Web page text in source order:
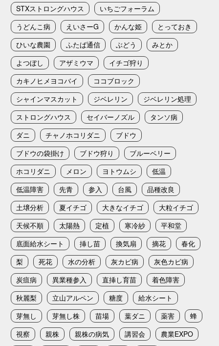
STXストロングハウス
いちごフォーラム
うどんこ病
えいさーG かんな姫
とっておき
ひいな農園
ふたば通信 ぶどう
みとか
よつぼし
アザミウマ
イチゴ狩り
カキノヒメヨコバイ
ココブロック
シャインマスカット
ジベレリン
ジベレリン処理
ストロングハウス
セイバーノズル
タンソ病
ダニ
チャノホコリダニ
ブドウ
ブドウの袋掛け
ブドウ狩り
ブルーベリー
ホコリダニ
メロン ヨトウムシ
低温
低温障害
先青 参入 台風
品種改良
土壌分析
夏イチゴ 大きなイチゴ
大粒イチゴ
天候不順
太陽熱 定植 寒冷紗
平和堂
底面給水シート
挿し苗 換気扇 摘花
春化
梨
死花 水の分析 灰カビ病
灰色カビ病
炭疽病
異業種参入 直挿し育苗
着色障害
秋麗梨
立山アルペン 糖度
給水シート
芽無し
芽無し株 苗場 葉ダニ 薬害
蜂
視察
親株 親株の病気 講習会
農業EXPO